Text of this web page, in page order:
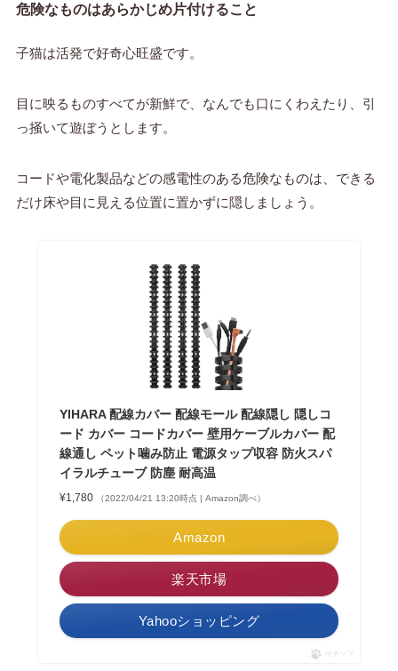
危険なものはあらかじめ片付けること
子猫は活発で好奇心旺盛です。
目に映るものすべてが新鮮で、なんでも口にくわえたり、引
っ掻いて遊ぼうとします。
コードや電化製品などの感電性のある危険なものは、できる
だけ床や目に見える位置に置かずに隠しましょう。
YIHARA 配線カバー 配線モール 配線隠し 隠しコ
ード カバー コードカバー 壁用ケーブルカバー 配
線通し ペット噛み防止 電源タップ収容 防火スパ
イラルチューブ 防塵 耐高温
¥1,780 （2022/04/21 13:20時点 | Amazon調べ）
Amazon
楽天市場
Yahooショッピング
ポチップ